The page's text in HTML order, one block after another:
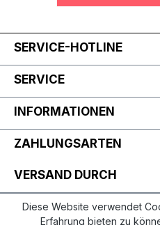
SERVICE-HOTLINE
SERVICE
INFORMATIONEN
ZAHLUNGSARTEN
VERSAND DURCH
Diese Website verwendet
Erfahrung bieten zu